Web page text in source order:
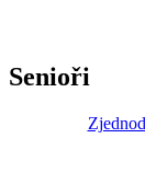
Senioři